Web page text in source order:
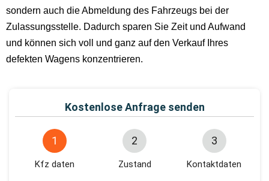
sondern auch die Abmeldung des Fahrzeugs bei der
Zulassungsstelle. Dadurch sparen Sie Zeit und Aufwand
und können sich voll und ganz auf den Verkauf Ihres
defekten Wagens konzentrieren.